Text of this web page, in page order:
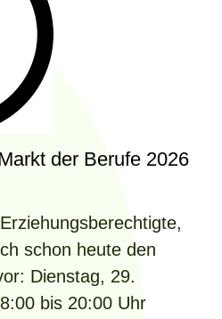
der Berufe 2026
schon heute den
Dienstag, 29.
bis 20:00 Uhr